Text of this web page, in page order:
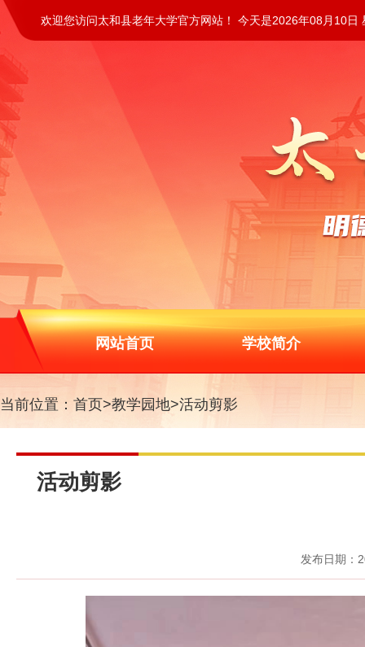
欢迎您访问太和县老年大学官方网站！ 今天是2026年08月10日
网站首页 学校简介
当前位置： 首页>教学园地>活动剪影
活动剪影
发布日期